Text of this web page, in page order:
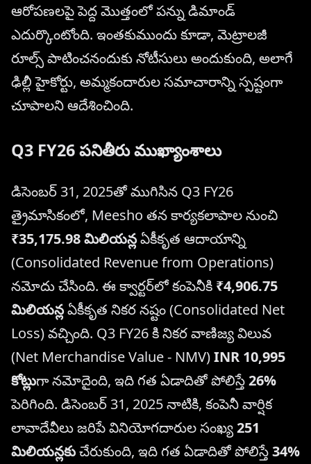
ఆరోపణలపై పెద్ద మొత్తంలో పన్ను డిమాండ్
ఎదుర్కొంటోంది. ఇంతకుముందు కూడా, మెట్రాలజీ
రూల్స్ పాటించనందుకు నోటీసులు అందుకుంది, అలాగే
ఢిల్లీ హైకోర్టు, అమ్మకందారుల సమాచారాన్ని స్పష్టంగా
చూపాలని ఆదేశించింది.
Q3 FY26 పనితీరు ముఖ్యాంశాలు
డిసెంబర్ 31, 2025తో ముగిసిన Q3 FY26
త్రైమాసికంలో, Meesho తన కార్యకలాపాల నుంచి
₹35,175.98 మిలియన్లఏకీకృత ఆదాయాన్ని
(Consolidated Revenue from Operations)
నమోదు చేసింది. ఈ క్వార్టర్‌లో కంపెనీకి ₹4,906.75
మిలియన్లఏకీకృత నికర నష్టం (Consolidated Net
Loss) వచ్చింది. Q3 FY26 కి నికర వాణిజ్య విలువ
(Net Merchandise Value - NMV)INR 10,995
కోట్లుగా నమోదైంది, ఇది గత ఏడాదితో పోలిస్తే26%
పెరిగింది. డిసెంబర్ 31, 2025 నాటికి, కంపెనీ వార్షిక
లావాదేవీలు జరిపే వినియోగదారుల సంఖ్య251
మిలియన్లకుచేరుకుంది, ఇది గత ఏడాదితో పోలిస్తే34%